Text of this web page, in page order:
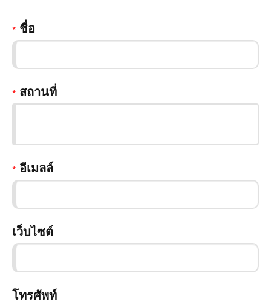
* ชื่อ
* สถานที่
* อีเมลล์
เว็บไซต์
โทรศัพท์